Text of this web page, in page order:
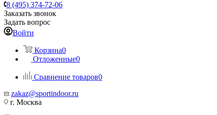
8 (495) 374-72-06
Заказать звонок
Задать вопрос
Войти
Корзина0
Отложенные0
Сравнение товаров0
zakaz@sportindoor.ru
г. Москва